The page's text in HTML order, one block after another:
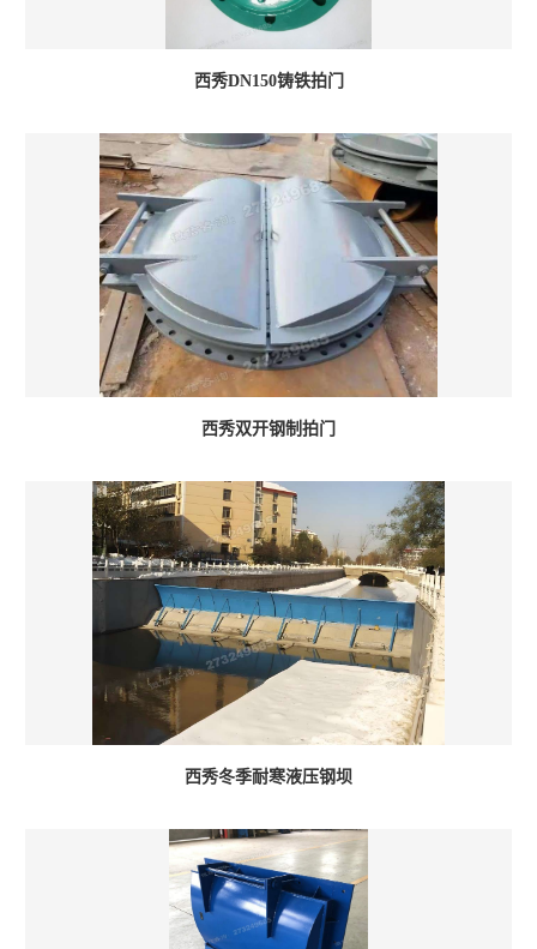
西秀DN150铸铁拍门
西秀双开钢制拍门
西秀冬季耐寒液压钢坝